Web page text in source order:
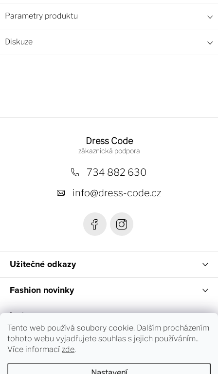
Tento web používá soubory cookie. Dalším procházením
tohoto webu vyjadřujete souhlas s jejich používáním..
Více informací zde.
Parametry produktu
Diskuze
Dress Code
734 882 630
info@dress-code.cz
Užitečné odkazy
Fashion novinky
Instagram
Sledování objednávky a vrácení zboží